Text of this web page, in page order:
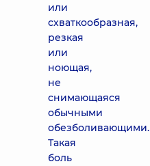
или
схваткообразная,
резкая
или
ноющая,
не
снимающаяся
обычными
обезболивающими.
Такая
боль